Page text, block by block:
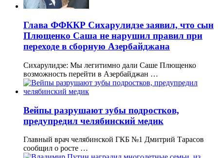
Глава ФФККР Сихарулидзе заявил, что сын
Плющенко Саша не нарушил правил при
переходе в сборную Азербайджана
Сихарулидзе: Мы легитимно дали Саше Плющенко
возможность перейти в Азербайджан …
Вейпы разрушают зубы подростков,
предупредил челябинский медик
Главный врач челябинской ГКБ №1 Дмитрий Тарасов
сообщил о росте …